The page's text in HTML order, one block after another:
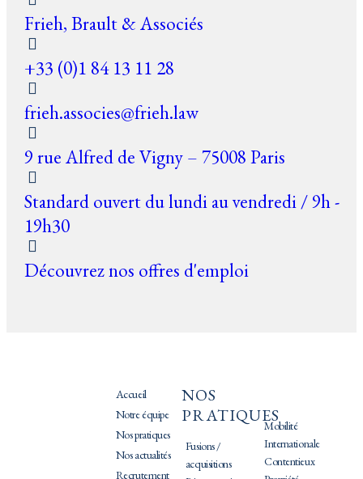
Frieh, Brault & Associés
+33 (0)1 84 13 11 28
frieh.associes@frieh.law
9 rue Alfred de Vigny – 75008 Paris
Standard ouvert du lundi au vendredi / 9h -
19h30
Découvrez nos offres d'emploi
Accueil
Notre équipe
Nos pratiques
Nos actualités
Recrutement
NOS
PRATIQUES
Fusions /
acquisitions
Mobilité
Internationale
Contentieux